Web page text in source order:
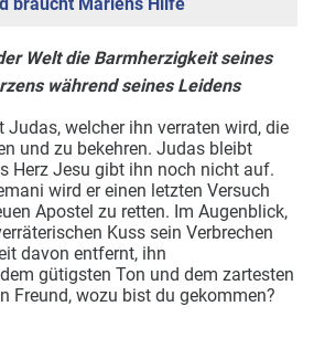
Welt die Barmherzigkeit seines
während seines Leidens
Judas, welcher ihn verraten wird, die
und zu bekehren. Judas bleibt
Herz Jesu gibt ihn noch nicht auf.
wird er einen letzten Versuch
Apostel zu retten. Im Augenblick,
Kuss sein Verbrechen
davon entfernt, ihn
gütigsten Ton und dem zartesten
Freund, wozu bist du gekommen?